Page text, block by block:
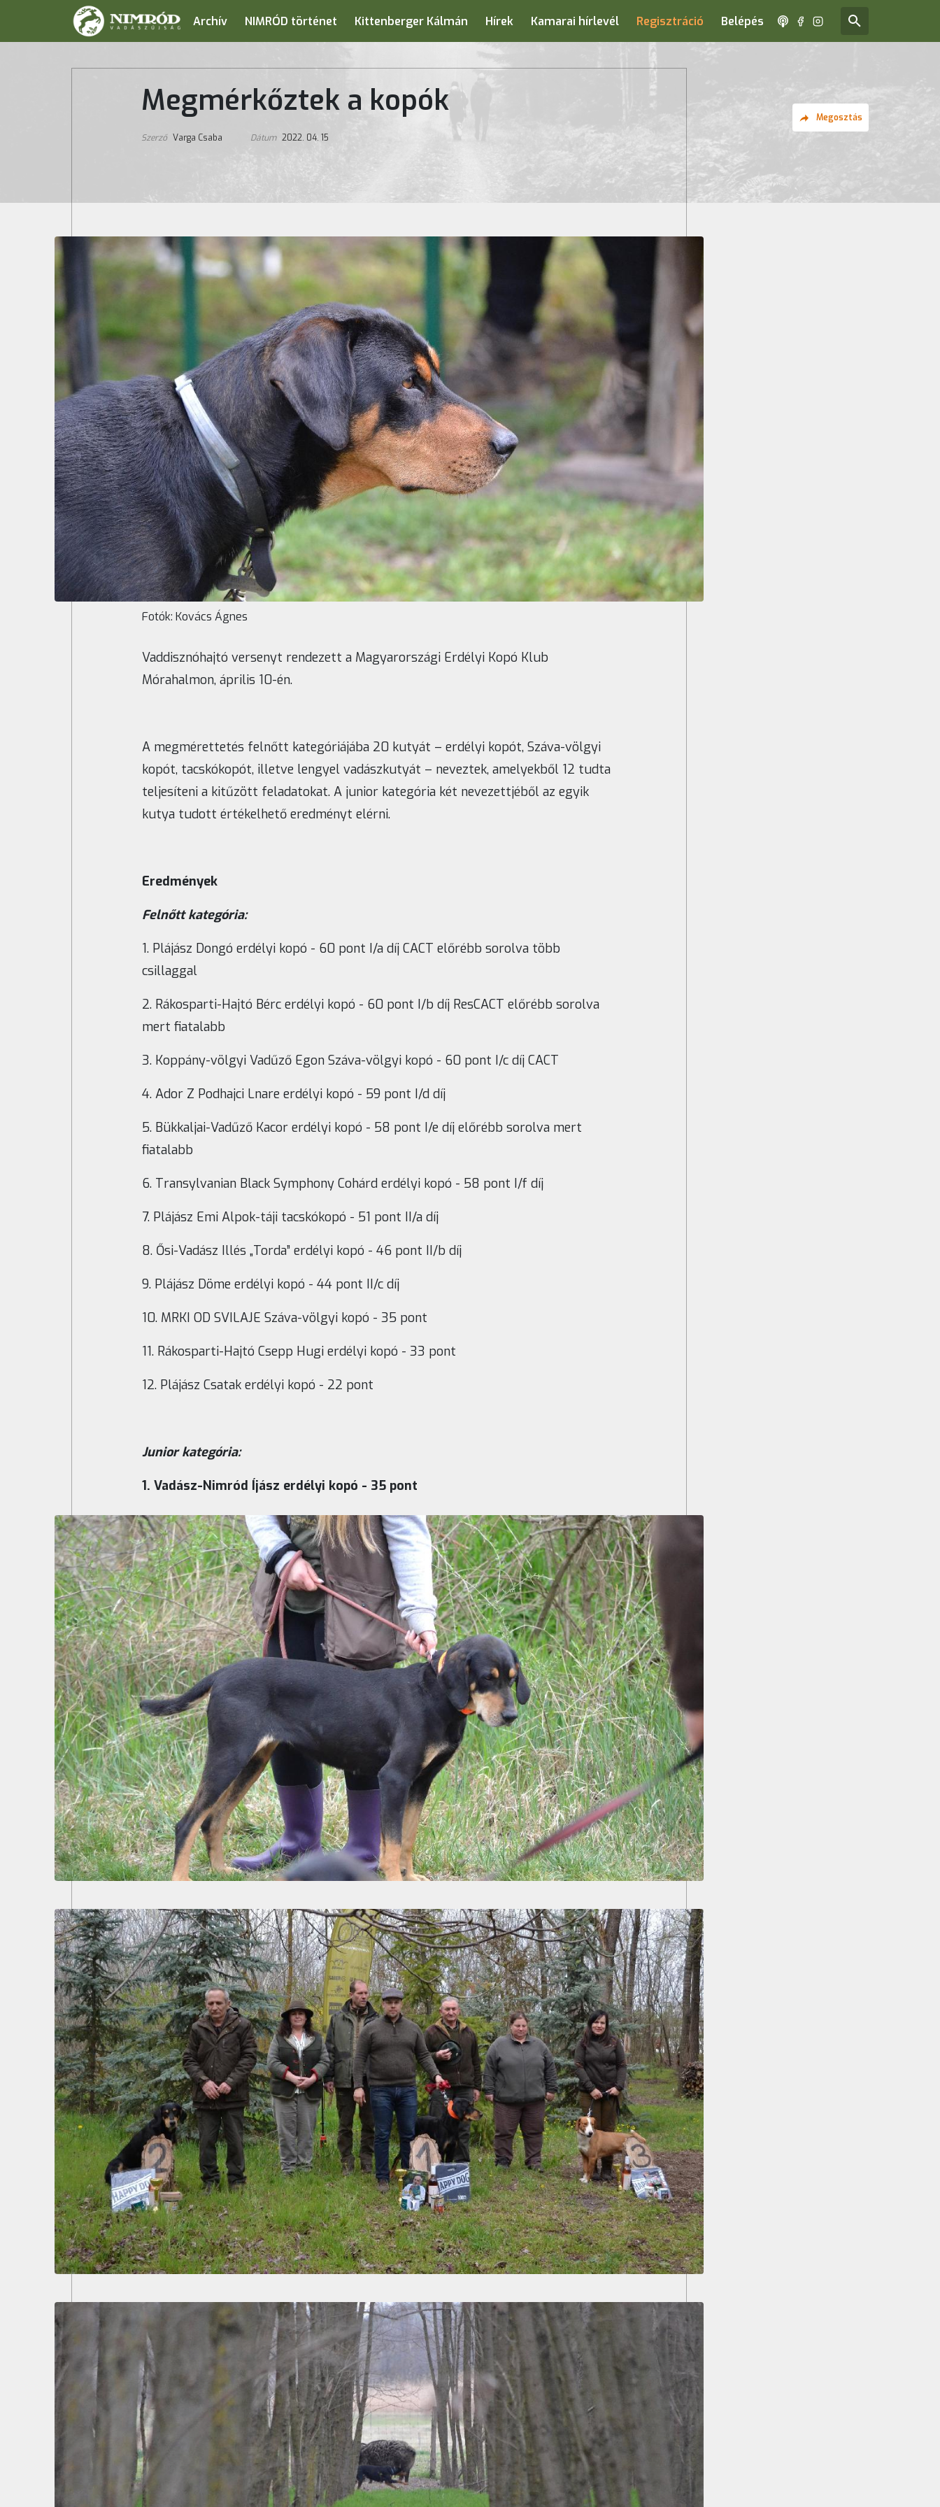
Archív NIMRÓD történet Kittenberger Kálmán Hírek Kamarai hírlevél Regisztráció Belépés
Megmérkőztek a kopók
Szerző Varga Csaba Dátum 2022. 04. 15
Megosztás
Fotók: Kovács Ágnes
Vaddisznóhajtó versenyt rendezett a Magyarországi Erdélyi Kopó Klub
Mórahalmon, április 10-én.
A megmérettetés felnőtt kategóriájába 20 kutyát – erdélyi kopót, Száva-völgyi
kopót, tacskókopót, illetve lengyel vadászkutyát – neveztek, amelyekből 12 tudta
teljesíteni a kitűzött feladatokat. A junior kategória két nevezettjéből az egyik
kutya tudott értékelhető eredményt elérni.
Eredmények
Felnőtt kategória:
1. Plájász Dongó erdélyi kopó - 60 pont I/a díj CACT előrébb sorolva több
csillaggal
2. Rákosparti-Hajtó Bérc erdélyi kopó - 60 pont I/b díj ResCACT előrébb sorolva
mert fiatalabb
3. Koppány-völgyi Vadűző Egon Száva-völgyi kopó - 60 pont I/c díj CACT
4. Ador Z Podhajci Lnare erdélyi kopó - 59 pont I/d díj
5. Bükkaljai-Vadűző Kacor erdélyi kopó - 58 pont I/e díj előrébb sorolva mert
fiatalabb
6. Transylvanian Black Symphony Cohárd erdélyi kopó - 58 pont I/f díj
7. Plájász Emi Alpok-táji tacskókopó - 51 pont II/a díj
8. Ősi-Vadász Illés „Torda” erdélyi kopó - 46 pont II/b díj
9. Plájász Döme erdélyi kopó - 44 pont II/c díj
10. MRKI OD SVILAJE Száva-völgyi kopó - 35 pont
11. Rákosparti-Hajtó Csepp Hugi erdélyi kopó - 33 pont
12. Plájász Csatak erdélyi kopó - 22 pont
Junior kategória:
1. Vadász-Nimród Íjász erdélyi kopó - 35 pont